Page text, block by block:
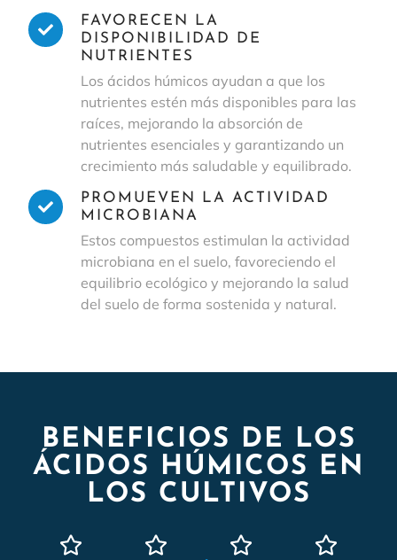
FAVORECEN LA
DISPONIBILIDAD DE
NUTRIENTES
Los ácidos húmicos ayudan a que los
nutrientes estén más disponibles para las
raíces, mejorando la absorción de
nutrientes esenciales y garantizando un
crecimiento más saludable y equilibrado.
PROMUEVEN LA ACTIVIDAD
MICROBIANA
Estos compuestos estimulan la actividad
microbiana en el suelo, favoreciendo el
equilibrio ecológico y mejorando la salud
del suelo de forma sostenida y natural.
BENEFICIOS DE LOS
ÁCIDOS HÚMICOS EN
LOS CULTIVOS